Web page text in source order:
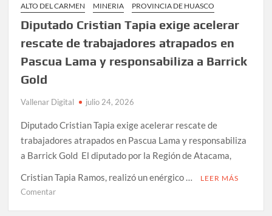
ALTO DEL CARMEN MINERIA PROVINCIA DE HUASCO
Diputado Cristian Tapia exige acelerar
rescate de trabajadores atrapados en
Pascua Lama y responsabiliza a Barrick
Gold
Vallenar Digital julio 24, 2026
Diputado Cristian Tapia exige acelerar rescate de
trabajadores atrapados en Pascua Lama y responsabiliza
a Barrick Gold El diputado por la Región de Atacama,
Cristian Tapia Ramos, realizó un enérgico …
LEER MÁS
Comentaren